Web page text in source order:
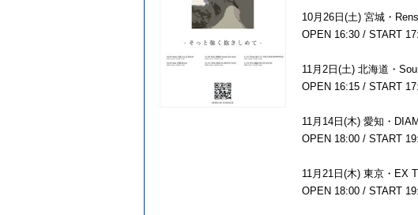
10月26日(土) 宮城・
OPEN 16:30 / START
11月2日(土) 北海道・
OPEN 16:15 / START
11月14日(木) 愛知・
OPEN 18:00 / START
11月21日(木) 東京・EX
OPEN 18:00 / START